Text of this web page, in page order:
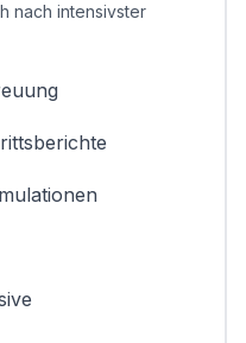
nach intensivster